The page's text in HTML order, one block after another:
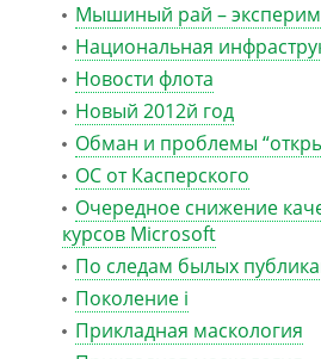
Мышиный рай –
Национальная
Новости флота
Новый 2012й год
Обман и проблемы
ОС от Касперского
Очередное снижение
курсов Microsoft
По следам былых
Поколение i
Прикладная маскология